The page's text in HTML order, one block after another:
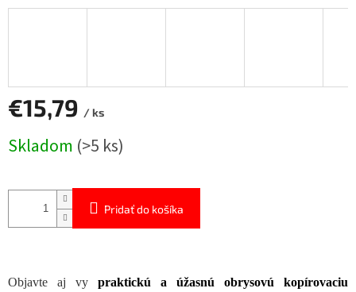
€15,79 / ks
cena:
Skladom (>5 ks)
Pridať do košíka
Objavte aj vy praktickú a úžasnú obrysovú kopírovaciu